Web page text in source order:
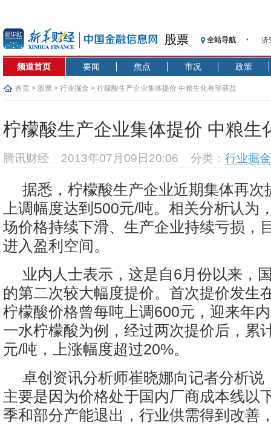
股票 全站导航
济
【
基
恒
频道首页 要闻 焦点 市况 政策
首页 > 股票 > 行业掘金 > 柠檬酸生产企业集体提价 中粮生化有望获益
柠檬酸生产企业集体提价 中粮生
腾讯财经 2013年07月09日20:06 分类： 行业掘金
据悉，柠檬酸生产企业近期集体再次
上调幅度达到500元/吨。相关分析认为
场价格持续下滑、生产企业持续亏损，
进入盈利空间。
业内人士表示，这是自6月份以来，
的第二次较大幅度提价。首次提价发生
柠檬酸价格曾每吨上调600元，迎来年
一水柠檬酸为例，经过两次提价后，累
元/吨，上涨幅度超过20%。
卓创资讯分析师崔晓娜向记者分析说
主要是因为价格处于国内厂商成本线以
季和部分产能退出，行业供需得到改善